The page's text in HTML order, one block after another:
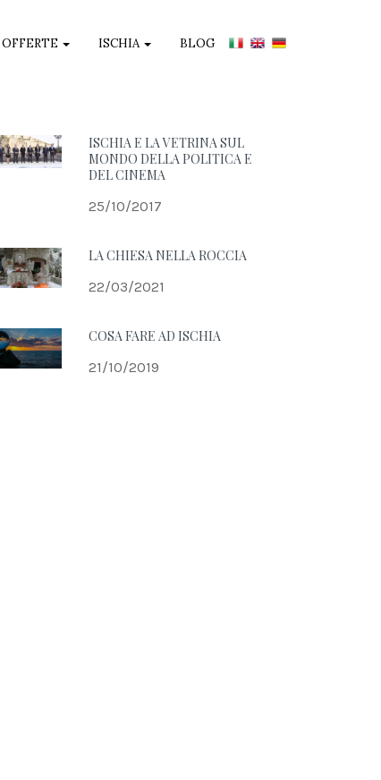
OFFERTE ISCHIA BLOG
ISCHIA E LA VETRINA SUL
MONDO DELLA POLITICA E
DEL CINEMA
25/10/2017
LA CHIESA NELLA ROCCIA
22/03/2021
COSA FARE AD ISCHIA
21/10/2019